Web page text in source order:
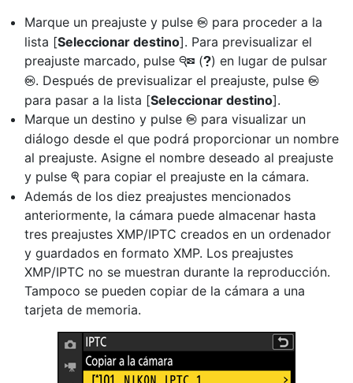
Marque un preajuste y pulse J para proceder a la
lista [Seleccionar destino]. Para previsualizar el
preajuste marcado, pulse W (Q) en lugar de pulsar
J. Después de previsualizar el preajuste, pulse J
para pasar a la lista [Seleccionar destino].
Marque un destino y pulse J para visualizar un
diálogo desde el que podrá proporcionar un nombre
al preajuste. Asigne el nombre deseado al preajuste
y pulse X para copiar el preajuste en la cámara.
Además de los diez preajustes mencionados
anteriormente, la cámara puede almacenar hasta
tres preajustes XMP/IPTC creados en un ordenador
y guardados en formato XMP. Los preajustes
XMP/IPTC no se muestran durante la reproducción.
Tampoco se pueden copiar de la cámara a una
tarjeta de memoria.